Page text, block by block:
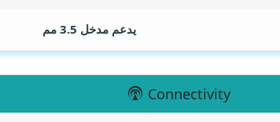
يدعم مدخل 3.5 مم
Connectivity